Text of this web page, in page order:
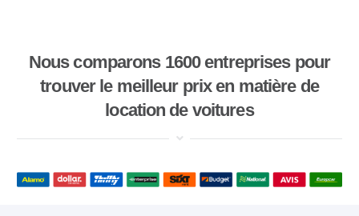
Nous comparons 1600 entreprises pour
trouver le meilleur prix en matière de
location de voitures